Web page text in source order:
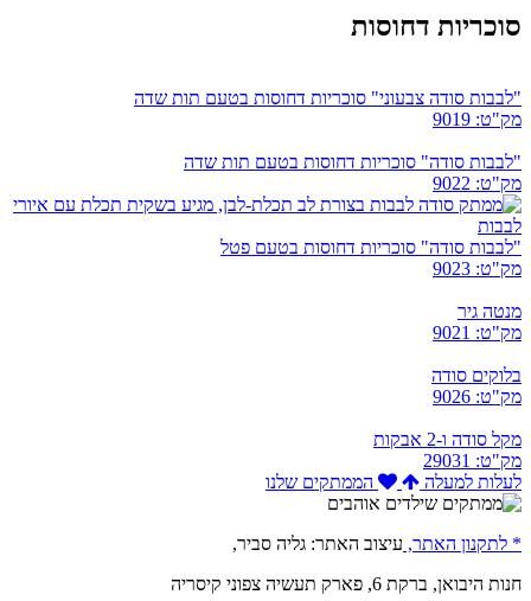
סוכריות דחוסות
"לבבות סודה צבעוני" סוכריות דחוסות בטעם תות שדה
מק"ט: 9019
"לבבות סודה" סוכריות דחוסות בטעם תות שדה
מק"ט: 9022
"לבבות סודה" סוכריות דחוסות בטעם פטל
מק"ט: 9023
מנטה גיר
מק"ט: 9021
בלוקים סודה
מק"ט: 9026
מקל סודה ו-2 אבקות
מק"ט: 29031
לעלות למעלה
הממתקים שלנו
* לתקנון האתר, עיצוב האתר: גליה סביר,
חנות היבואן, ברקת 6, פארק תעשיה צפוני קיסריה